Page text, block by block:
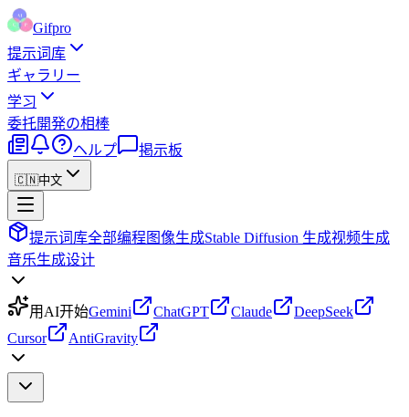
Gifpro
提示词库
ギャラリー
学习
委托開発の相棒
ヘルプ
掲示板
🇨🇳中文
提示词库全部编程 图像生成Stable Diffusion 生成视频生成
音乐生成设计
用AI开始Gemini ChatGPT Claude
DeepSeek
Cursor
AntiGravity